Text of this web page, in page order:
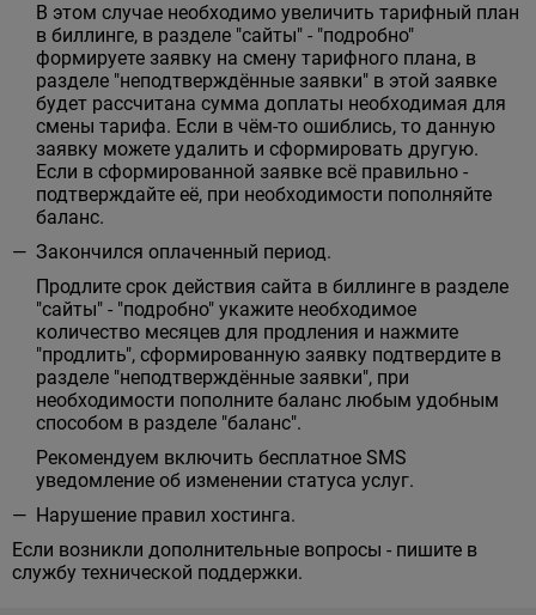
В этом случае необходимо увеличить тарифный план
в биллинге, в разделе "сайты" - "подробно"
формируете заявку на смену тарифного плана, в
разделе "неподтверждённые заявки" в этой заявке
будет рассчитана сумма доплаты необходимая для
смены тарифа. Если в чём-то ошиблись, то данную
заявку можете удалить и сформировать другую.
Если в сформированной заявке всё правильно -
подтверждайте её, при необходимости пополняйте
баланс.
Закончился оплаченный период.
Продлите срок действия сайта в биллинге в разделе
"сайты" - "подробно" укажите необходимое
количество месяцев для продления и нажмите
"продлить", сформированную заявку подтвердите в
разделе "неподтверждённые заявки", при
необходимости пополните баланс любым удобным
способом в разделе "баланс".
Рекомендуем включить бесплатное SMS
уведомление об изменении статуса услуг.
Нарушение правил хостинга.
Если возникли дополнительные вопросы - пишите в
службу технической поддержки.